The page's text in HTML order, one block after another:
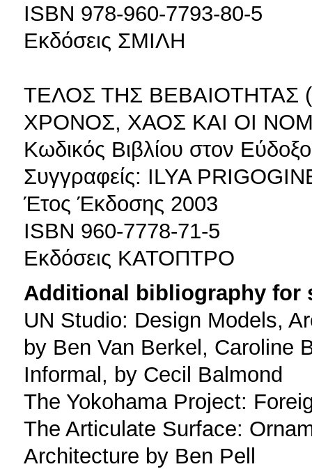
ISBN 978-960-7793-80-5
Εκδόσεις ΣΜΙΛΗ
ΤΕΛΟΣ ΤΗΣ ΒΕΒΑΙΟΤΗΤΑΣ
ΧΡΟΝΟΣ, ΧΑΟΣ ΚΑΙ ΟΙ
Κωδικός Βιβλίου στον
Συγγραφείς: ILYA
Έτος Έκδοσης 2003
ISBN 960-7778-71-5
Εκδόσεις ΚΑΤΟΠΤΡΟ
Additional bibliography for
UN Studio: Design Models,
by Ben Van Berkel, Caroline
Informal, by Cecil Balmond
The Yokohama Project:
The Articulate Surface:
Architecture by Ben Pell